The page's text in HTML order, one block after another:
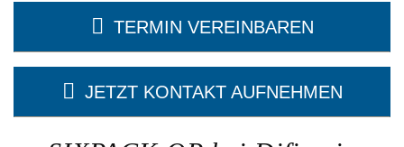
TERMIN VEREINBAREN
JETZT KONTAKT AUFNEHMEN